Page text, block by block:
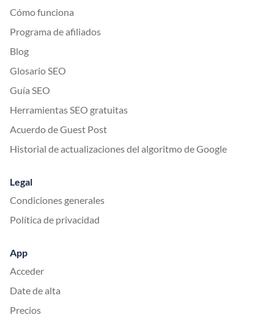
Cómo funciona
Programa de afiliados
Blog
Glosario SEO
Guía SEO
Herramientas SEO gratuitas
Acuerdo de Guest Post
Historial de actualizaciones del algoritmo de Google
Legal
Condiciones generales
Política de privacidad
App
Acceder
Date de alta
Precios